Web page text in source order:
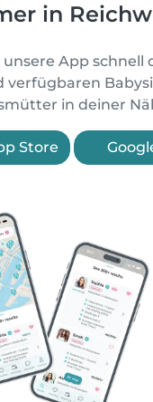
in
App schnell
verfügbaren
in deiner
Store